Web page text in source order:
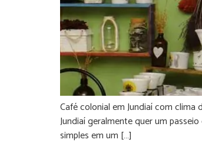
Café colonial em Jundiaí com
Jundiaí geralmente quer um
simples em um […]